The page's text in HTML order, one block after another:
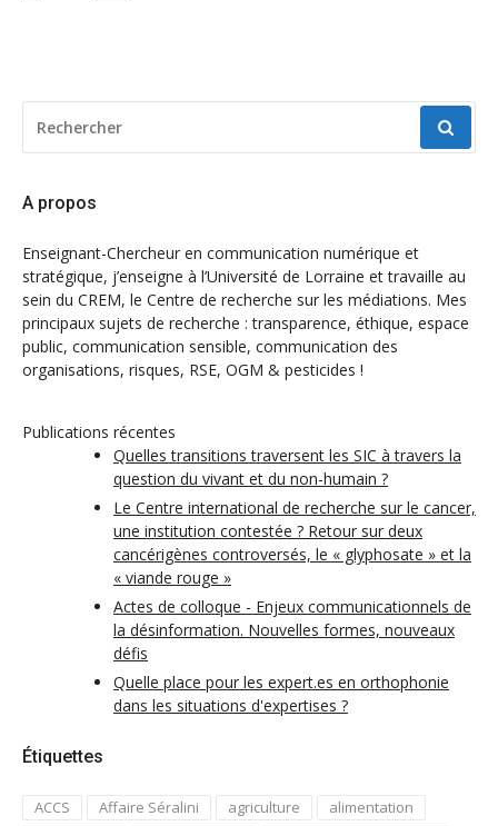
POUR
:
A propos
Enseignant-Chercheur en communication numérique et
stratégique, j’enseigne à l’Université de Lorraine et travaille au
sein du CREM, le Centre de recherche sur les médiations. Mes
principaux sujets de recherche : transparence, éthique, espace
public, communication sensible, communication des
organisations, risques, RSE, OGM & pesticides !
Publications récentes
Quelles transitions traversent les SIC à travers la
question du vivant et du non-humain ?
Le Centre international de recherche sur le cancer,
une institution contestée ? Retour sur deux
cancérigènes controversés, le « glyphosate » et la
« viande rouge »
Actes de colloque - Enjeux communicationnels de
la désinformation. Nouvelles formes, nouveaux
défis
Quelle place pour les expert.es en orthophonie
dans les situations d'expertises ?
Étiquettes
ACCS Affaire Séralini agriculture
alimentation